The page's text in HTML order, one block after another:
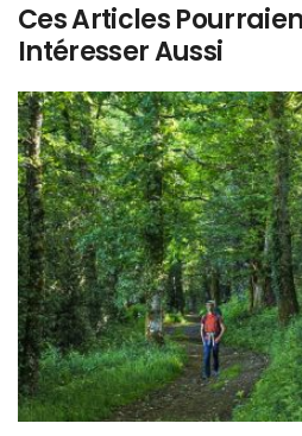
Ces Articles
Intéresser Aussi